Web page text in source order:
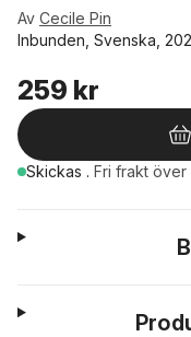
Av Cecile Pin
Inbunden, Svenska,
259 kr
Skickas . Fri frakt över